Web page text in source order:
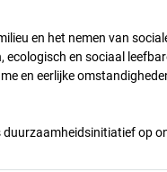
en het nemen van
en sociaal
en eerlijke
duurzaamheidsinitiatief op